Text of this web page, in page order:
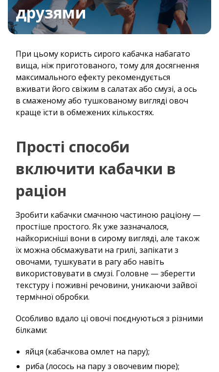
друзями
При цьому користь сирого кабачка набагато
вища, ніж приготованого, тому для досягнення
максимального ефекту рекомендується
вживати його свіжим в салатах або смузі, а ось
в смаженому або тушкованому вигляді овоч
краще їсти в обмежених кількостях.
Прості способи
включити кабачки в
раціон
Зробити кабачки смачною частиною раціону —
простіше простого. Як уже зазначалося,
найкорисніші вони в сирому вигляді, але також
їх можна обсмажувати на грилі, запікати з
овочами, тушкувати в рагу або навіть
використовувати в смузі. Головне — зберегти
текстуру і поживні речовини, уникаючи зайвої
термічної обробки.
Особливо вдало ці овочі поєднуються з різними
білками:
яйця (кабачкова омлет на пару);
риба (лосось на пару з овочевим пюре);